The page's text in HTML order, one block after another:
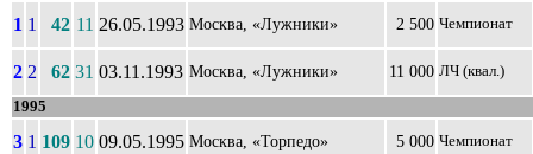
1 1 42 11 26.05.1993 Москва, «Лужники» 2 500 Чемпионат
2 2 62 31 03.11.1993 Москва, «Лужники» 11 000 ЛЧ (квал.)
1995
3 1 109 10 09.05.1995 Москва, «Торпедо» 5 000 Чемпионат